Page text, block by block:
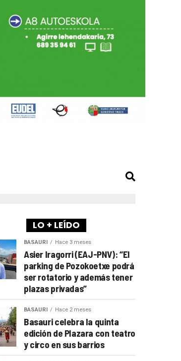
LO + LEÍDO
BASAURI Hace 3 meses
Asier Iragorri (EAJ-PNV): “El
parking de Pozokoetxe podrá
ser rotatorio y además tener
plazas privadas”
BASAURI Hace 2 meses
Basauri celebra la quinta
edición de Plazara con teatro
y circo en sus barrios